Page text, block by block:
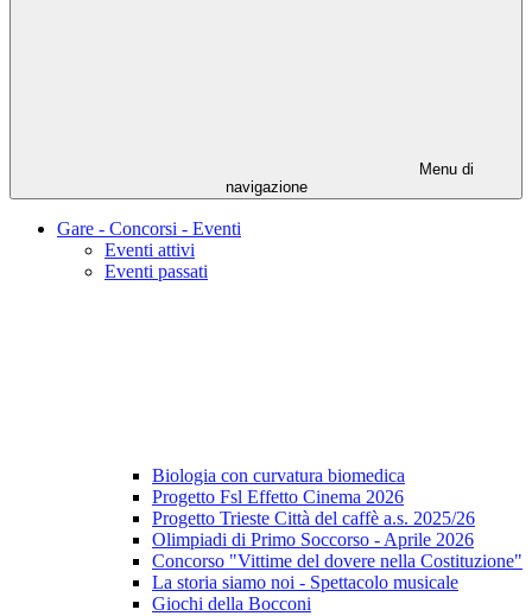
Menu di
navigazione
Gare - Concorsi - Eventi
Eventi attivi
Eventi passati
Biologia con curvatura biomedica
Progetto Fsl Effetto Cinema 2026
Progetto Trieste Città del caffè a.s. 2025/26
Olimpiadi di Primo Soccorso - Aprile 2026
Concorso "Vittime del dovere nella Costituzione"
La storia siamo noi - Spettacolo musicale
Giochi della Bocconi